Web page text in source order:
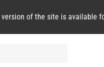
version of the site is available